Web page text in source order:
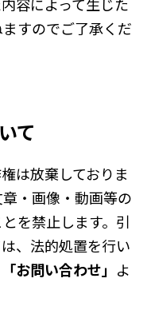
すのでご了承くだ
て
は放棄しておりま
・画像・動画等の
を禁止します。引
、法的処置を行い
「お問い合わせ」 よ